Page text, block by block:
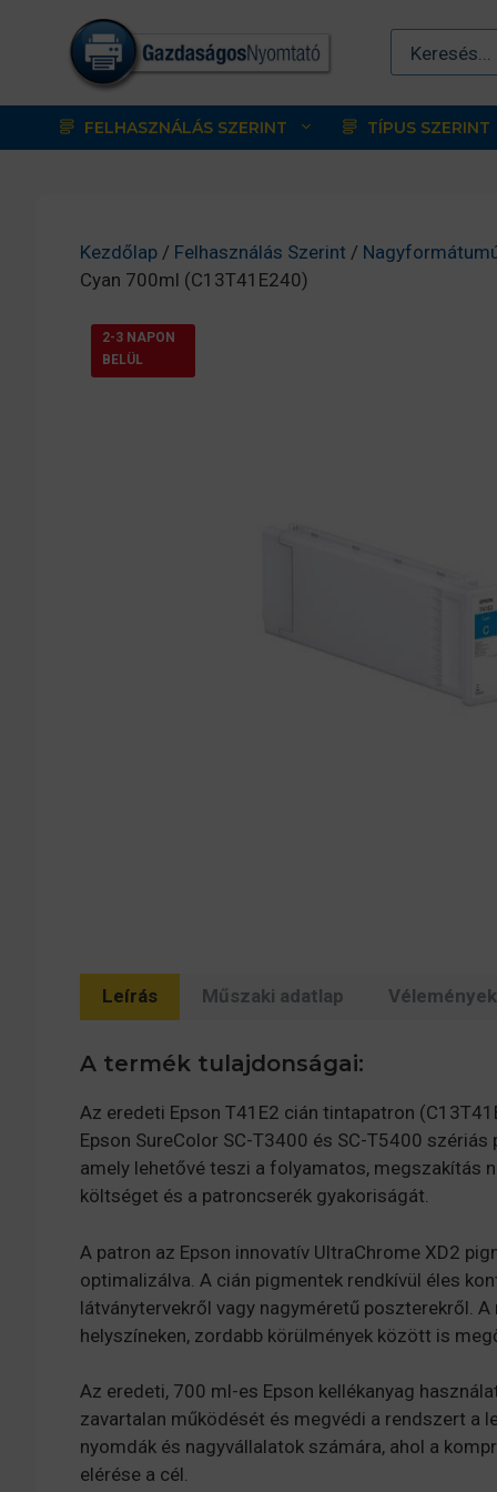
tartalomba
FELHASZNÁLÁS SZERINT TÍPUS SZERINT
Kezdőlap / Felhasználás Szerint /
Cyan 700ml (C13T41E240)
2-3 NAPON
BELÜL
Leírás Műszaki adatlap
A termék tulajdonságai:
Az eredeti Epson T41E2 cián tintapatron
Epson SureColor SC-T3400 és SC-T5400
amely lehetővé teszi a folyamatos, megszakítás
költséget és a patroncserék gyakoriságát.
A patron az Epson innovatív UltraChrome XD2
optimalizálva. A cián pigmentek rendkívül éles
látványtervekről vagy nagyméretű poszterekről.
helyszíneken, zordabb körülmények között is
Az eredeti, 700 ml-es Epson kellékanyag
zavartalan működését és megvédi a rendszert a
nyomdák és nagyvállalatok számára, ahol a
elérése a cél.